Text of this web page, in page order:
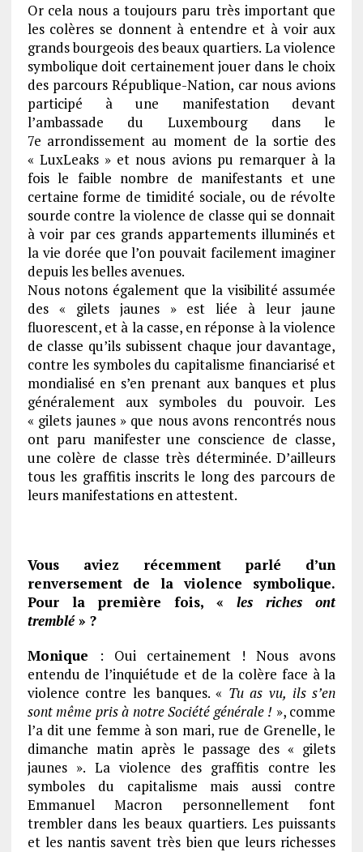
Or cela nous a toujours paru très important que
les colères se donnent à entendre et à voir aux
grands bourgeois des beaux quartiers. La violence
symbolique doit certainement jouer dans le choix
des parcours République-Nation, car nous avions
participé à une manifestation devant
l’ambassade du Luxembourg dans le
7e arrondissement au moment de la sortie des
« LuxLeaks » et nous avions pu remarquer à la
fois le faible nombre de manifestants et une
certaine forme de timidité sociale, ou de révolte
sourde contre la violence de classe qui se donnait
à voir par ces grands appartements illuminés et
la vie dorée que l’on pouvait facilement imaginer
depuis les belles avenues.
Nous notons également que la visibilité assumée
des « gilets jaunes » est liée à leur jaune
fluorescent, et à la casse, en réponse à la violence
de classe qu’ils subissent chaque jour davantage,
contre les symboles du capitalisme financiarisé et
mondialisé en s’en prenant aux banques et plus
généralement aux symboles du pouvoir. Les
« gilets jaunes » que nous avons rencontrés nous
ont paru manifester une conscience de classe,
une colère de classe très déterminée. D’ailleurs
tous les graffitis inscrits le long des parcours de
leurs manifestations en attestent.
Vous aviez récemment parlé d’un
renversement de la violence symbolique.
Pour la première fois, «les riches ont
tremblé» ?
Monique : Oui certainement ! Nous avons
entendu de l’inquiétude et de la colère face à la
violence contre les banques. « Tu as vu, ils s’en
sont même pris à notre Société générale ! », comme
l’a dit une femme à son mari, rue de Grenelle, le
dimanche matin après le passage des « gilets
jaunes ». La violence des graffitis contre les
symboles du capitalisme mais aussi contre
Emmanuel Macron personnellement font
trembler dans les beaux quartiers. Les puissants
et les nantis savent très bien que leurs richesses